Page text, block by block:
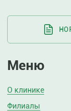
Меню
О клинике
Филиалы